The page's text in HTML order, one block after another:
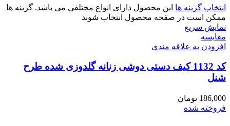
انتخاب گزینه ها این محصول دارای انواع مختلفی می باشد. گزینه ها
ممکن است در صفحه محصول انتخاب شوند
نمایش سریع
مقايسه
افزودن به علاقه مندی
کد 1132 کیف دستی دوشی زنانه گلدوزی شده طرح
شنل
186,000 تومان
فروخته شده